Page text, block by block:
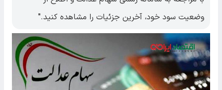
وضعیت سود خود، آخرین جزئیات را مشاهده کنید."